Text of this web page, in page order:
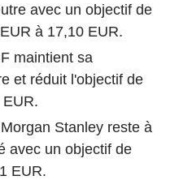
avec un objectif de
à 17,10 EUR.
maintient sa
et réduit l'objectif de
Stanley reste à
avec un objectif de
EUR.